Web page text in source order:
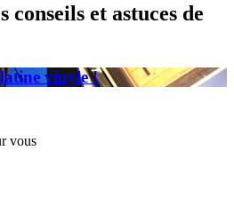
conseils et astuces de
vinyle !
vous